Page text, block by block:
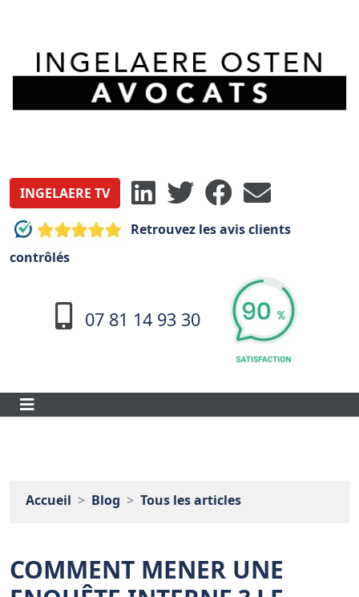
INGELAERE TV
Retrouvez les avis clients
contrôlés
07 81 14 93 30
Accueil Blog Tous les articles
COMMENT MENER UNE